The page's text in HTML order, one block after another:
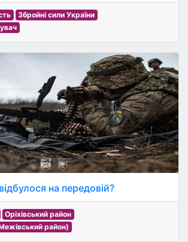
Збройні сили України
на передовій?
Оріхівський район
район)